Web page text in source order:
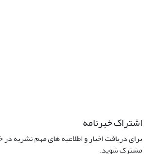
اشتراک خبرنامه
برای دریافت اخبار و اطلاعیه های مهم نشریه در
مشترک شوید.